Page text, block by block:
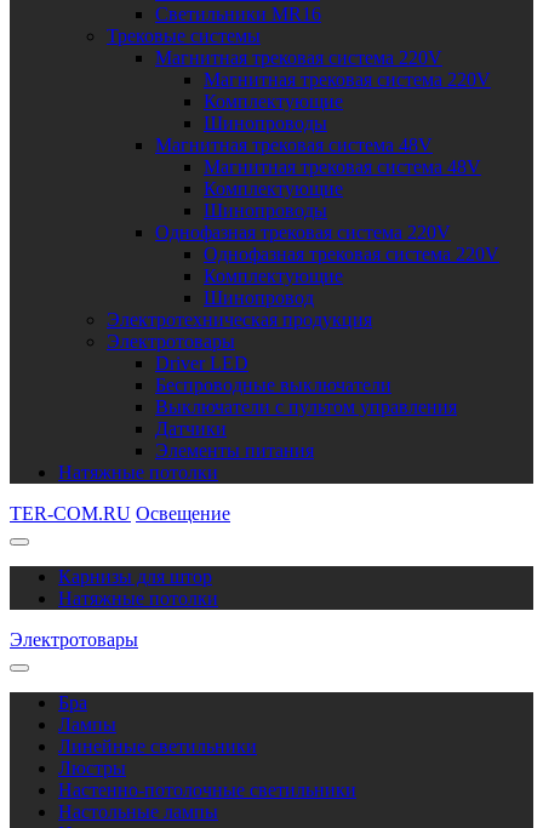
Светильники MR16
Трековые системы
Магнитная трековая система 220V
Магнитная трековая система 220V
Комплектующие
Шинопроводы
Магнитная трековая система 48V
Магнитная трековая система 48V
Комплектующие
Шинопроводы
Однофазная трековая система 220V
Однофазная трековая система 220V
Комплектующие
Шинопровод
Электротехническая продукция
Электротовары
Driver LED
Беспроводные выключатели
Выключатели с пультом управления
Датчики
Элементы питания
Натяжные потолки
TER-COM.RU Освещение
Карнизы для штор
Натяжные потолки
Электротовары
Бра
Лампы
Линейные светильники
Люстры
Настенно-потолочные светильники
Настольные лампы